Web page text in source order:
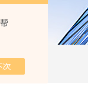
回转夹紧气缸